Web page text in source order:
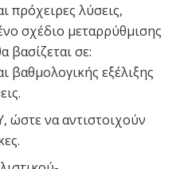
πρόχειρες λύσεις,
σχέδιο μεταρρύθμισης
βασίζεται σε:
εξέλιξης
να αντιστοιχούν